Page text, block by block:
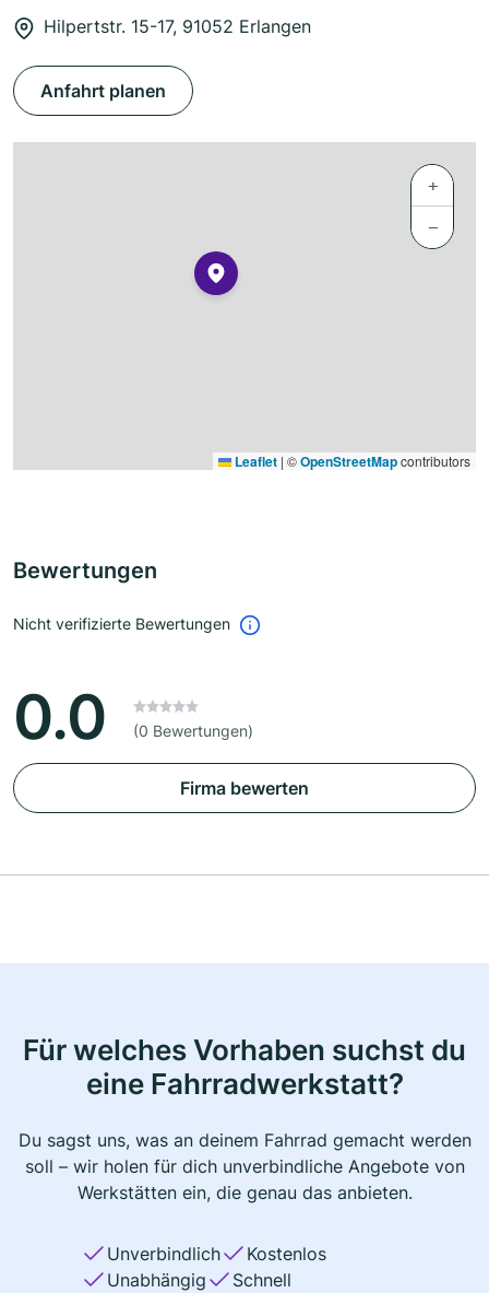
Hilpertstr. 15-17, 91052 Erlangen
Anfahrt planen
+
−
Leaflet | ©OpenStreetMapcontributors
Bewertungen
Nicht verifizierte Bewertungen
0.0 (0 Bewertungen)
Firma bewerten
Für welches Vorhaben suchst du
eine Fahrradwerkstatt?
Du sagst uns, was an deinem Fahrrad gemacht werden
soll – wir holen für dich unverbindliche Angebote von
Werkstätten ein, die genau das anbieten.
Unverbindlich
Kostenlos
Unabhängig
Schnell